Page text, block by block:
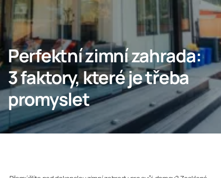
Odborníci
Lumon Group
Perfektní zimní zahrada:
3 faktory, které je třeba
promyslet